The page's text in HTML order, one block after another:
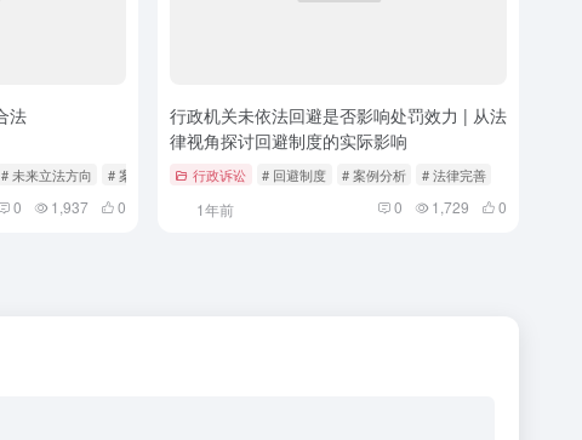
法
# 未来立法方向 # 案例分析
0 1,937 0
行政机关未依法回避是否影响处罚效力 | 从法
律视角探讨回避制度的实际影响
行政诉讼 # 回避制度 # 案例分析 # 法律完善
1年前 0 1,729 0